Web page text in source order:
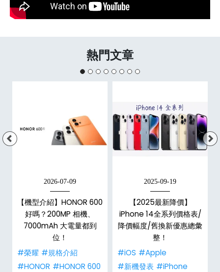
熱門文章
2026-07-09
【機型介紹】HONOR 600
好嗎？200MP 相機、
7000mAh 大電量都到
位！
#榮耀 #規格介紹
#HONOR #HONOR 600
2025-09-19
【2025最新降價】
iPhone 14全系列價格表/
降價幅度/舊換新優惠總彙
整！
#iOS #Apple
#新機發表 #iPhone